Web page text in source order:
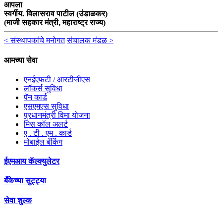
आपला
स्वर्गीय. विलासराव पाटील (उंडाळकर)
(माजी सहकार मंत्री, महाराष्ट्र राज्य)
< संस्थापकांचे मनोगत संचालक मंडळ >
आमच्या सेवा
एनईएफटी / आरटीजीएस
लॉकर्स सुविधा
पॅन कार्ड
एसएमएस सुविधा
प्रधानमंत्री विमा योजना
मिस कॉल अलर्ट
ए . टी . एम . कार्ड
मोबाईल बँकिंग
ईएमआय कॅल्क्युलेटर
बँकेच्या सुट्ट्या
सेवा शुल्क